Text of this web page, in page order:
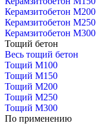
Керамзитобетон М200
Керамзитобетон М250
Керамзитобетон М300
Тощий бетон
Весь тощий бетон
Тощий М100
Тощий М150
Тощий М200
Тощий М250
Тощий М300
По применению